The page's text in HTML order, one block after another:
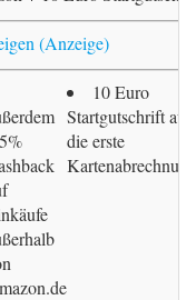
10 Euro
Startgutschrift auf
die erste
Kartenabrechnung